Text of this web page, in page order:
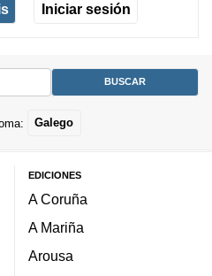
Iniciar sesión
Galego
EDICIONES
A Coruña
A Mariña
Arousa